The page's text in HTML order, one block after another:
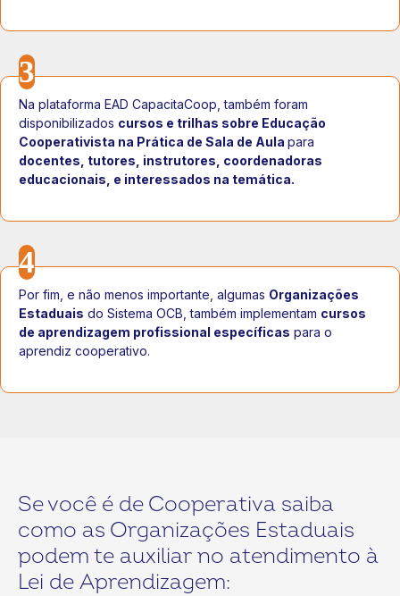
3
Na plataforma EAD CapacitaCoop, também foram
disponibilizados cursos e trilhas sobre Educação
Cooperativista na Prática de Sala de Aula para
docentes, tutores, instrutores, coordenadoras
educacionais, e interessados na temática.
4
Por fim, e não menos importante, algumas Organizações
Estaduais do Sistema OCB, também implementam cursos
de aprendizagem profissional específicas para o
aprendiz cooperativo.
Se você é de Cooperativa saiba
como as Organizações Estaduais
podem te auxiliar no atendimento à
Lei de Aprendizagem: